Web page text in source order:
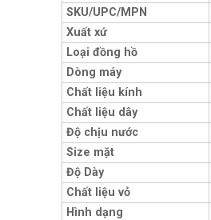
SKU/UPC/MPN
Xuất xứ
Loại đồng hồ
Dòng máy
Chất liệu kính
Chất liệu dây
Độ chịu nước
Size mặt
Độ Dày
Chất liệu vỏ
Hình dạng